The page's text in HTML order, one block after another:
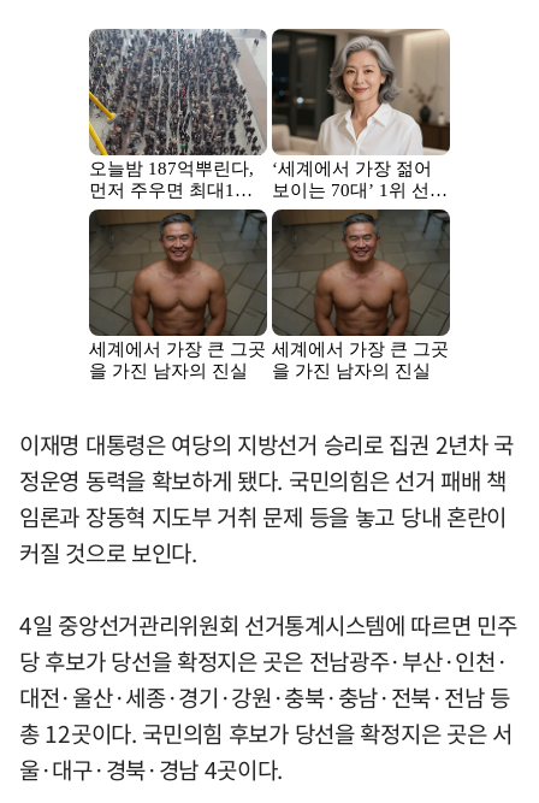
이재명 대통령은 여당의 지방선거 승리로 집권 2년차 국
정운영 동력을 확보하게 됐다. 국민의힘은 선거 패배 책
임론과 장동혁 지도부 거취 문제 등을 놓고 당내 혼란이
커질 것으로 보인다.
4일 중앙선거관리위원회 선거통계시스템에 따르면 민주
당 후보가 당선을 확정지은 곳은 전남광주·부산·인천·
대전·울산·세종·경기·강원·충북·충남·전북·전남 등
총 12곳이다. 국민의힘 후보가 당선을 확정지은 곳은 서
울·대구·경북·경남 4곳이다.